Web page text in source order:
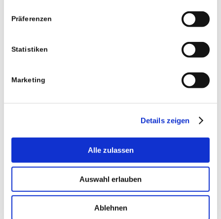
Präferenzen
Statistiken
Marketing
Details zeigen
Alle zulassen
Auswahl erlauben
Ablehnen